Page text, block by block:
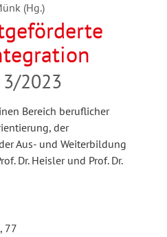
(Hg.)
2023
Bereich beruflicher
der
Aus- und Weiterbildung
Dr. Heisler und Prof. Dr.
77